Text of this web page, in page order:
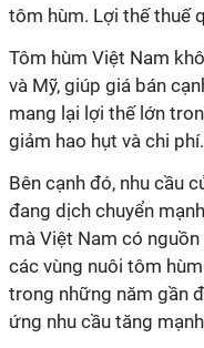
tôm hùm. Lợi thế thuế
Tôm hùm Việt Nam
và Mỹ, giúp giá bán
mang lại lợi thế lớn
giảm hao hụt và chi phí.
Bên cạnh đó, nhu cầu
đang dịch chuyển
mà Việt Nam có
các vùng nuôi tôm
trong những năm gần
ứng nhu cầu tăng